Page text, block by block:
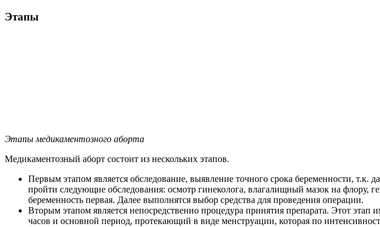
Этапы
Этапы медикаментозного аборта
Медикаментозный аборт состоит из нескольких этапов.
Первым этапом является обследование, выявление точного срока беременности,
пройти следующие обследования: осмотр гинеколога, влагалищный мазок на флору,
беременность первая. Далее выполнятся выбор средства для проведения операции.
Вторым этапом является непосредственно процедура принятия препарата. Этот
часов и основной период, протекающий в виде менструации, которая по